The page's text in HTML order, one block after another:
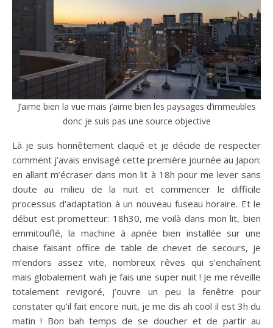
J’aime bien la vue mais j’aime bien les paysages d’immeubles
donc je suis pas une source objective
Là je suis honnêtement claqué et je décide de respecter
comment j’avais envisagé cette première journée au Japon:
en allant m’écraser dans mon lit à 18h pour me lever sans
doute au milieu de la nuit et commencer le difficile
processus d’adaptation à un nouveau fuseau horaire. Et le
début est prometteur: 18h30, me voilà dans mon lit, bien
emmitouflé, la machine à apnée bien installée sur une
chaise faisant office de table de chevet de secours, je
m’endors assez vite, nombreux rêves qui s’enchaînent
mais globalement wah je fais une super nuit ! Je me réveille
totalement revigoré, j’ouvre un peu la fenêtre pour
constater qu’il fait encore nuit, je me dis ah cool il est 3h du
matin ! Bon bah temps de se doucher et de partir au